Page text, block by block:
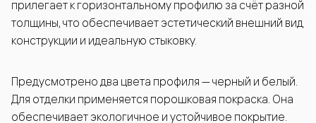
прилегает к горизонтальному профилю за счёт разной
толщины, что обеспечивает эстетический внешний вид
конструкции и идеальную стыковку.
Предусмотрено два цвета профиля — черный и белый.
Для отделки применяется порошковая покраска. Она
обеспечивает экологичное и устойчивое покрытие.